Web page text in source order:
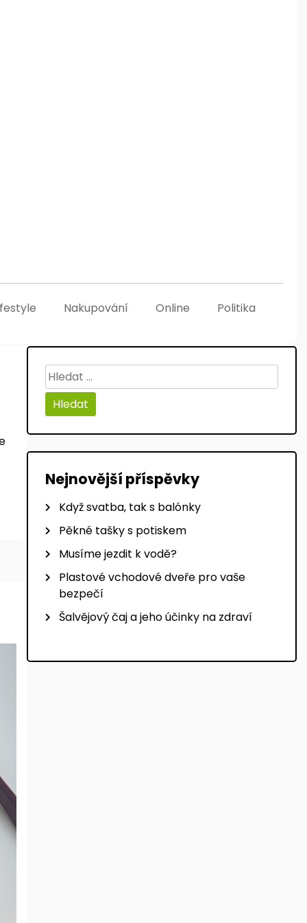
Nakupování Online Politika
Vyhledávání
Nejnovější příspěvky
Když svatba, tak s balónky
Pěkné tašky s potiskem
Musíme jezdit k vodě?
Plastové vchodové dveře pro vaše
bezpečí
Šalvějový čaj a jeho účinky na zdraví